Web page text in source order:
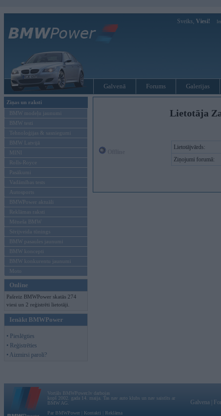
Sveiks, Viesi!
Galvenā Forums Galerijas
Ziņas un raksti
BMW modeļu jaunumi
BMW testi
Tehnoloģijas & sasniegumi
BMW Latvijā
MINI
Rolls-Royce
Pasākumi
Vadāmības tests
Autosports
BMWPower aktuāli
Reklāmas raksti
Mēneša BMW
Sērijveida tūnings
BMW pasaules jaunumi
BMW koncepti
BMW konkurentu jaunumi
Moto
Online
Pašreiz BMWPower skatās 274
viesi un 2 reģistrēti lietotāji.
Ienākt BMWPower
• Pieslēgties
• Reģistrēties
• Aizmirsi paroli?
Lietotāja
Lietotājvārds:
Ziņojumi forumā:
Vortāls BMWPower.lv darbojas
kopš 2002. gada 14. maija. Tas nav auto klubs un nav saistīts ar
BMW AG.
Par BMWPower
Kontakti Reklāma
Galvena